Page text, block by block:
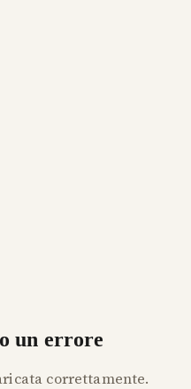
un errore
correttamente.